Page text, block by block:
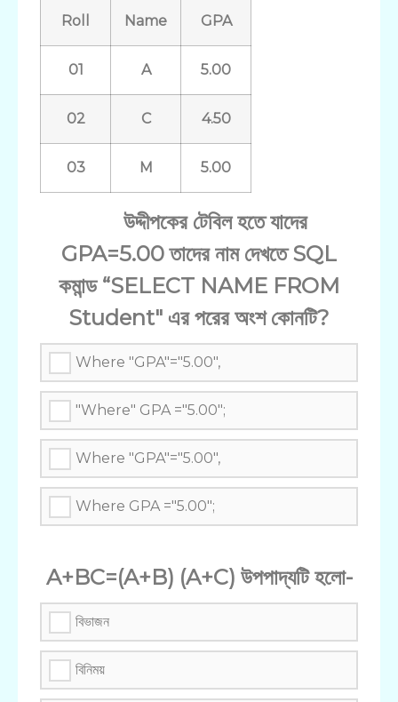
Roll Name GPA
01 A 5.00
02 C 4.50
03 M 5.00
উদ্দীপকের টেবিল হতে যাদের
GPA=5.00 তাদের নাম দেখতে SQL
কমান্ড “SELECT NAME FROM
Student" এর পরের অংশ কোনটি?
Where "GPA"="5.00",
"Where" GPA ="5.00";
Where "GPA"="5.00",
Where GPA ="5.00";
A+BC=(A+B) (A+C) উপপাদ্যটি হলো-
বিভাজন
বিনিময়